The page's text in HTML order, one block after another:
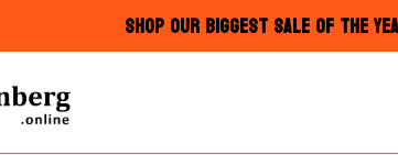
SHOP OUR BIGGEST SALE OF THE